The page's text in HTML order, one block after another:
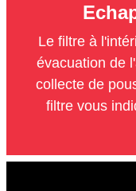
Le filtre à
évacuation de
collecte de
filtre vous